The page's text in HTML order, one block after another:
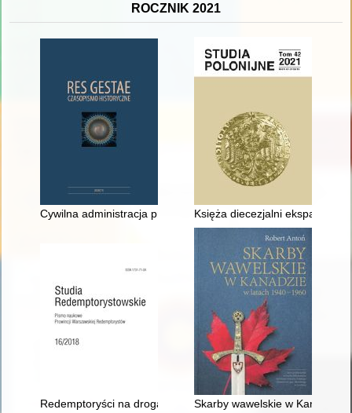
ROCZNIK 2021
Cywilna administracja prowincjonalna bizantyńskiej prefektury
Księża diecezjalni ekspatrianci
Redemptoryści na drogach polskiej niepodległości
Skarby wawelskie w Kanadzie